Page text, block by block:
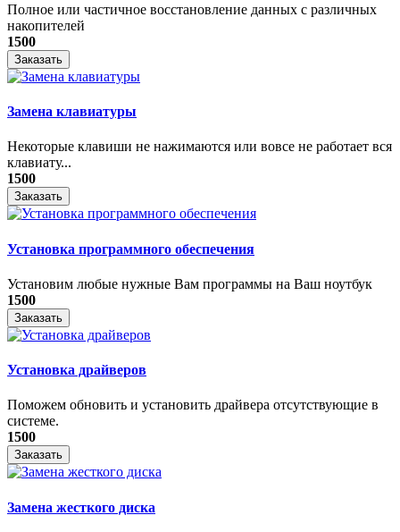
Полное или частичное восстановление данных с различных
накопителей
1500
Заказать
Замена клавиатуры
Некоторые клавиши не нажимаются или вовсе не работает вся
клавиату...
1500
Заказать
Установка программного обеспечения
Установим любые нужные Вам программы на Ваш ноутбук
1500
Заказать
Установка драйверов
Поможем обновить и установить драйвера отсутствующие в
системе.
1500
Заказать
Замена жесткого диска